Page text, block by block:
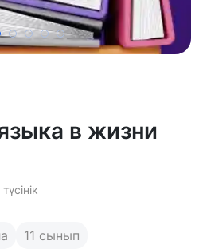
в жизни
11 сынып